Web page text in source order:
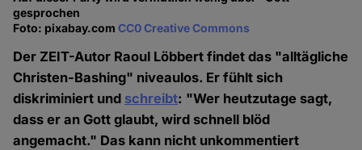
gesprochen
Foto: pixabay.comCC0 Creative Commons
Der ZEIT-Autor Raoul Löbbert findet das "alltägliche
Christen-Bashing" niveaulos. Er fühlt sich
diskriminiert und schreibt: "Wer heutzutage sagt,
dass er an Gott glaubt, wird schnell blöd
angemacht." Das kann nicht unkommentiert